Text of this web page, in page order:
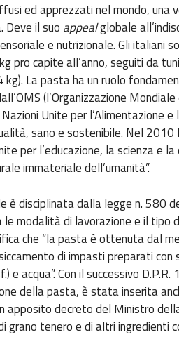
ed apprezzati nel mondo, una
Deve il suo appealglobale
e nutrizionale. Gli italiani
pro capite all’anno, seguiti da
kg). La pasta ha un ruolo
(l’Organizzazione
Unite per l’Alimentazione e
sano e sostenibile. Nel 2010
per l’educazione, la scienza e
immateriale dell’umanità”.
è disciplinata dalla legge n. 580
le modalità di lavorazione e il tipo
che “la pasta è ottenuta dal
di impasti preparati con
e acqua”. Con il successivo
della pasta, è stata inserita
apposito decreto del Ministro
grano tenero e di altri ingredienti